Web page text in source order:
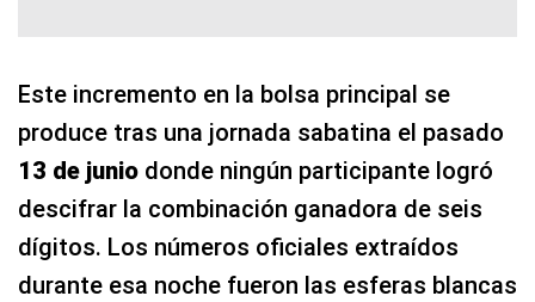
Este incremento en la bolsa principal se
produce tras una jornada sabatina el pasado
13 de junio donde ningún participante logró
descifrar la combinación ganadora de seis
dígitos. Los números oficiales extraídos
durante esa noche fueron las esferas blancas